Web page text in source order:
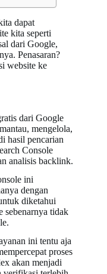
dapat
kita seperti
dari Google,
Penasaran?
website ke
dari Google
mengelola,
hasil pencarian
Console
analisis backlink.
ini
dengan
diketahui
sebenarnya tidak
ini tentu aja
proses
akan menjadi